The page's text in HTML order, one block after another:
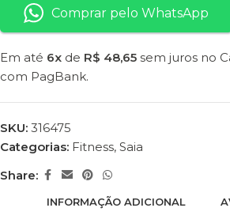
Comprar pelo WhatsApp
Em até 6x de R$ 48,65 sem juros no
com PagBank.
SKU: 316475
Categorias: Fitness, Saia
Share:
INFORMAÇÃO ADICIONAL